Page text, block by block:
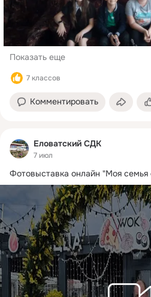
Показать еще
7 классов
Комментировать
Еловатский СДК
7 июл
Фотовыставка онлайн "Моя